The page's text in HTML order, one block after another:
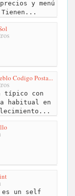
y menú
Codigo Posta...
típico con
habitual en
un self